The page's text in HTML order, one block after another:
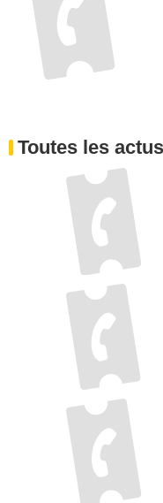
Toutes les